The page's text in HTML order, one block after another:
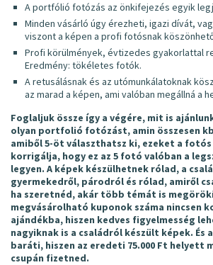
A portfólió fotózás az önkifejezés egyik
Minden vásárló úgy érezheti, igazi dívát,
viszont a képen a profi fotósnak
Profi körülmények, évtizedes gyakorlattal
Eredmény: tökéletes fotók.
A retusálásnak és az utómunkálatoknak
az marad a képen, ami valóban megállná a
Foglaljuk össze így a végére, mit is
olyan portfolió fotózást, amin összesen
amiből 5-öt választhatsz ki, ezeket a
korrigálja, hogy ez az 5 fotó valóban a
legyen. A képek készülhetnek rólad, a
gyermekedről, párodról és rólad, amiről
ha szeretnéd, akár több témát is
megvásárolható kuponok száma nincsen
ajándékba, hiszen kedves figyelmesség
nagyiknak is a családról készült képek. És
baráti, hiszen az eredeti 75.000 Ft helyett
csupán fizetned.